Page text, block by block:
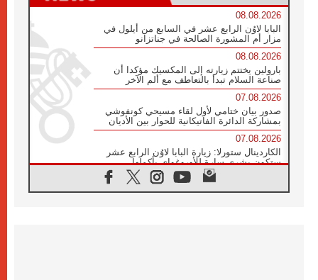
08.08.2026
البابا لاوُن الرابع عشر في السابع من أيلول في
مزار أم المشورة الصالحة في جناتزانو
08.08.2026
بارولين يختتم زيارته إلى المكسيك مؤكدا أن
صناعة السلام تبدأ بالتعاطف مع ألم الآخر
07.08.2026
صدور بيان ختامي لأول لقاء مسيحي كونفوشي
بمشاركة الدائرة الفاتيكانية للحوار بين الأديان
07.08.2026
الكاردينال ستورلا: زيارة البابا لاوُن الرابع عشر
ستكون بشرى سارة للأوروغواي بأكملها
الفاتيكان يعلن برنامج الزيارة الرسولية للبابا لاوُن